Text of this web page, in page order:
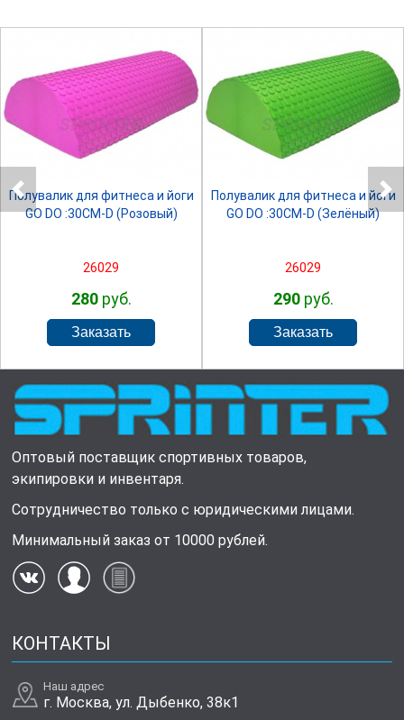
SPRINTER
Полувалик для фитнеса и йоги
GO DO :30СМ-D (Розовый)
26029
280руб.
SPRINTER
Полувалик для фитнеса и йоги
GO DO :30СМ-D (Зелёный)
26029
290руб.
Оптовый поставщик спортивных товаров,
экипировки и инвентаря.
Сотрудничество только с юридическими лицами.
Минимальный заказ от 10000 рублей.
КОНТАКТЫ
Наш адрес
г. Москва, ул. Дыбенко, 38к1